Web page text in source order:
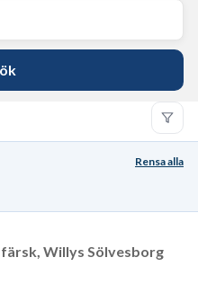
Rensa alla
Willys Sölvesborg